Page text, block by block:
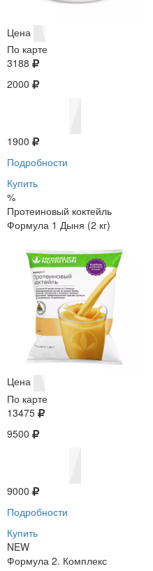
Цена
По карте
3188
2000
1900
Подробности
Купить
%
Протеиновый коктейль
Формула 1 Дыня (2 кг)
Цена
По карте
13475
9500
9000
Подробности
Купить
NEW
Формула 2. Комплекс